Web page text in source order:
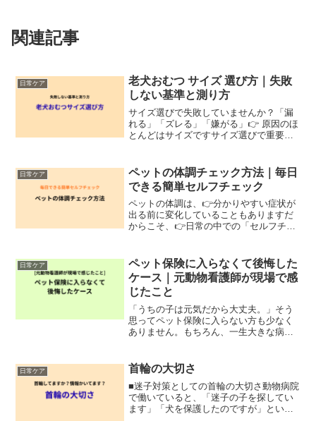
関連記事
日常ケア
老犬おむつ サイズ 選び方｜失敗
しない基準と測り方
サイズ選びで失敗していませんか？「漏
れる」「ズレる」「嫌がる」👉 原因のほ
とんどはサイズですサイズ選びで重要な2
が豊富なおむつ）👉おすすめオムツはこ
ちら（楽天）👉同...
日常ケア
ペットの体調チェック方法｜毎日
できる簡単セルフチェック
ペットの体調は、👉分かりやすい症状が
出る前に変化していることもありますだ
からこそ、👉日常の中での「セルフチェ
欲はどうか・食いつきは変わっていない
か・水を飲む量は増えて...
日常ケア
ペット保険に入らなくて後悔した
ケース｜元動物看護師が現場で感
じたこと
「うちの子は元気だから大丈夫。」そう
思ってペット保険に入らない方も少なく
ありません。もちろん、一生大きな病気
ておけばよかった…」という声を聞くこ
ともありました。今回は、...
日常ケア 首輪の大切さ
■迷子対策としての首輪の大切さ動物病院
で働いていると、「迷子の子を探してい
ます」「犬を保護したのですが」という